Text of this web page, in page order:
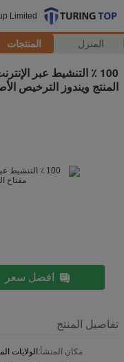
Limited
المنزل المنتجات
المنتج ويندوز الترخيص
افضل سعر
تفاصيل المنتج
مكان المنشأ:الولايات